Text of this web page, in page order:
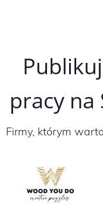
pracy na
Firmy, którym